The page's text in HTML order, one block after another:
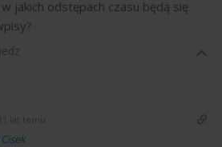
jakich odstępach czasu będą się
11 lat temu